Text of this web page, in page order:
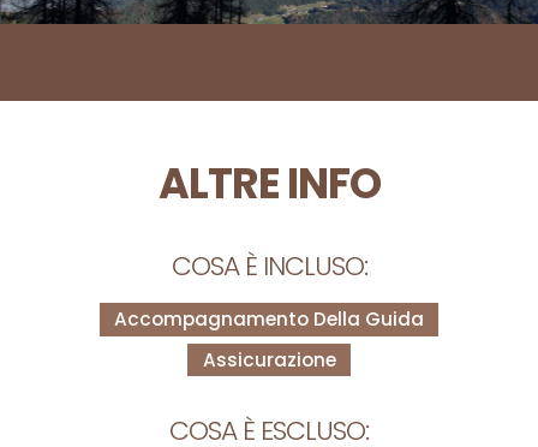
ALTRE INFO
COSA È INCLUSO:
Accompagnamento Della Guida
Assicurazione
COSA È ESCLUSO: